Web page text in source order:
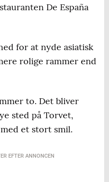
De España
for at nyde asiatisk
rolige rammer end
to. Det bliver
sted på Torvet,
et stort smil.
EFTER ANNONCEN